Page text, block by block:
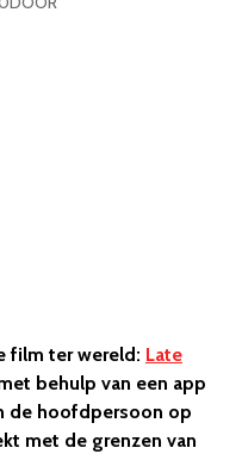
film ter wereld: Late
behulp van een app
de hoofdpersoon op
met de grenzen van